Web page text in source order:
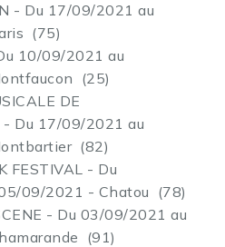
- Du 17/09/2021 au
(75)
10/09/2021 au
(25)
DE
- Du 17/09/2021 au
(82)
FESTIVAL - Du
09/2021 - Chatou (78)
- Du 03/09/2021 au
(91)